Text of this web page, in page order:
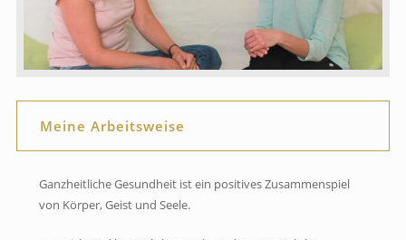
Meine Arbeitsweise
Ganzheitliche Gesundheit ist ein positives Zusammenspiel
von Körper, Geist und Seele.